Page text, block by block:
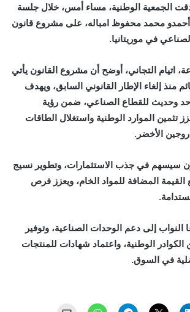
الجمعية الوطنية، مساء أمس، خلال جلسة
أحمدو محمد محفوظ امباله، على مشروع قانون
في موريتانيا.
اتيام التجاني، أوضح أن مشروع القانون يأتي
منذ إلغاء الإطار القانوني السابق، ويهدف
وحديث للقطاع الصناعي، ضمن رؤية
تثمين الموارد الوطنية واستغلال الطاقات
الأخضر.
سيسهم في جذب الاستثمارات، وتطوير نسيج
المضافة للمواد الخام، ويعزز فرص
النواب إلى دعم الوحدات الصناعية، وتوفير
الكوادر الوطنية، واعتماد شهادات للمنتجات
في السوق.